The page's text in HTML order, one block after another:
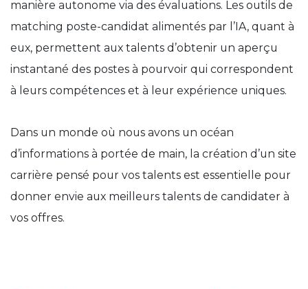
manière autonome via des évaluations. Les outils de
matching poste-candidat alimentés par l’IA, quant à
eux, permettent aux talents d’obtenir un aperçu
instantané des postes à pourvoir qui correspondent
à leurs compétences et à leur expérience uniques.
Dans un monde où nous avons un océan
d’informations à portée de main, la création d’un site
carrière pensé pour vos talents est essentielle pour
donner envie aux meilleurs talents de candidater à
vos offres.